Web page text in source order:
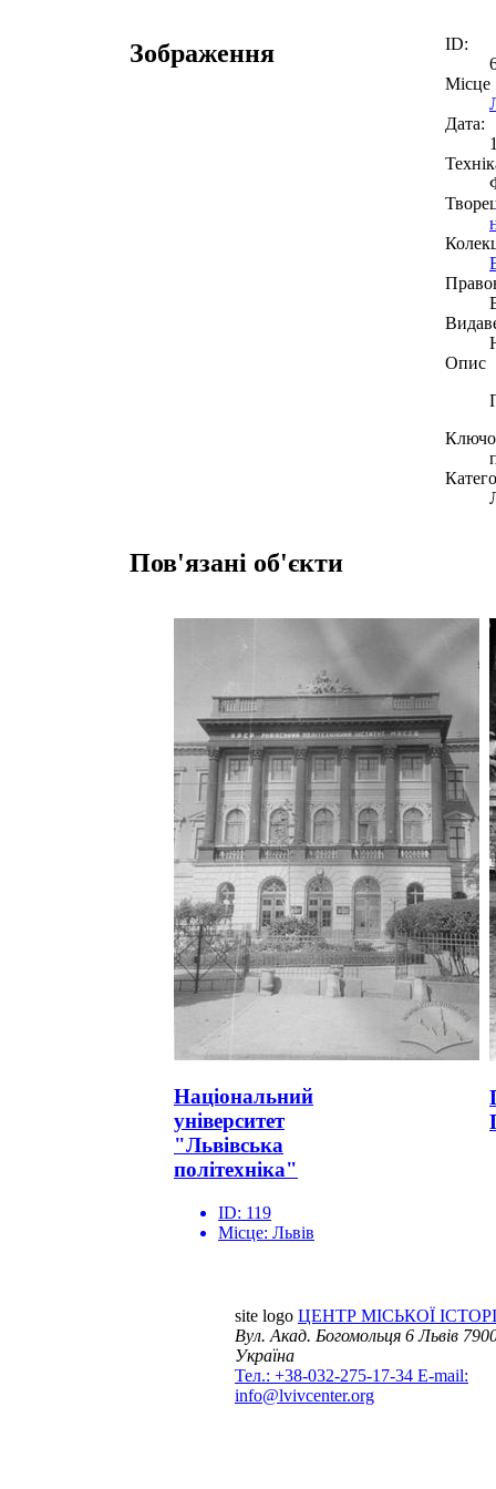
Зображення
ID:
Місце
Дата:
Опис
Пов'язані об'єкти
Національний
університет
"Львівська
політехніка"
ID: 119
Місце: Львів
site logo ЦЕНТР МІСЬКОЇ
Вул. Акад. Богомольця 6Львів
Україна
Тел.: +38-032-275-17-34 E-mail:
info@lvivcenter.org